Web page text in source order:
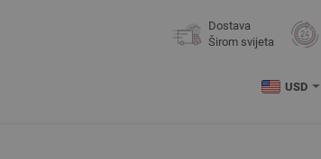
Dostava
Širom svijeta
USD